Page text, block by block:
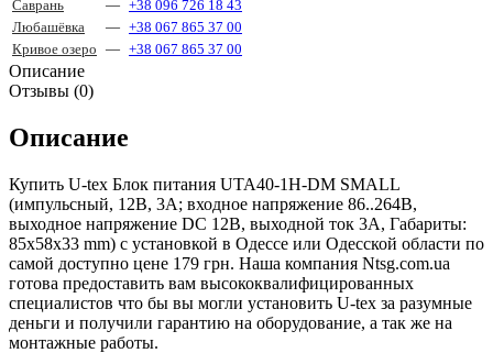
Саврань — +38 096 726 18 43
Любашёвка
— +38 067 865 37 00
Кривое озеро — +38 067 865 37 00
Описание
Отзывы (0)
Описание
Купить U-tex Блок питания UTA40-1H-DM SMALL
(импульсный, 12В, 3А; входное напряжение 86..264В,
выходное напряжение DC 12В, выходной ток 3А, Габариты:
85x58x33 mm) с установкой в Одессе или Одесской области по
самой доступно цене 179 грн. Наша компания Ntsg.com.ua
готова предоставить вам высококвалифицированных
специалистов что бы вы могли установить U-tex за разумные
деньги и получили гарантию на оборудование, а так же на
монтажные работы.